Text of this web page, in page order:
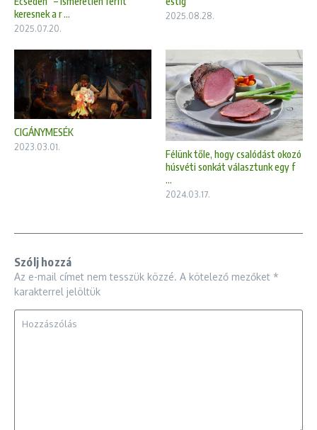
keresnek a r ...
2025.07.20.
2025.08.28.
CIGÁNYMESÉK
2023.03.01.
Félünk tőle, hogy csalódást okozó
húsvéti sonkát választunk egy f
...
2024.03.17.
Szólj hozzá
Az e-mail címet nem tesszük közzé. A kötelező mezőket *
karakterrel jelöltük